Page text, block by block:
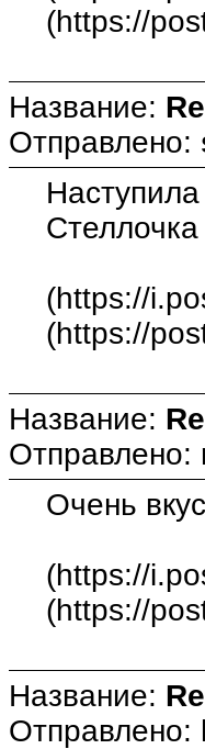
(https://
Название:
Отправлено:
(https://
(https://
Название:
Отправлено:
Очень
(https://
(https://
Название:
Отправлено: